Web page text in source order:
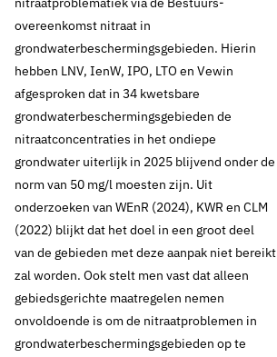
overeenkomst nitraat in
grondwaterbeschermingsgebieden. Hierin
hebben LNV, IenW, IPO, LTO en Vewin
afgesproken dat in 34 kwetsbare
grondwaterbeschermingsgebieden de
nitraatconcentraties in het ondiepe
grondwater uiterlijk in 2025 blijvend onder de
norm van 50 mg/l moesten zijn. Uit
onderzoeken van WEnR (2024), KWR en CLM
(2022) blijkt dat het doel in een groot deel
van de gebieden met deze aanpak niet bereikt
zal worden. Ook stelt men vast dat alleen
gebiedsgerichte maatregelen nemen
onvoldoende is om de nitraatproblemen in
grondwaterbeschermingsgebieden op te